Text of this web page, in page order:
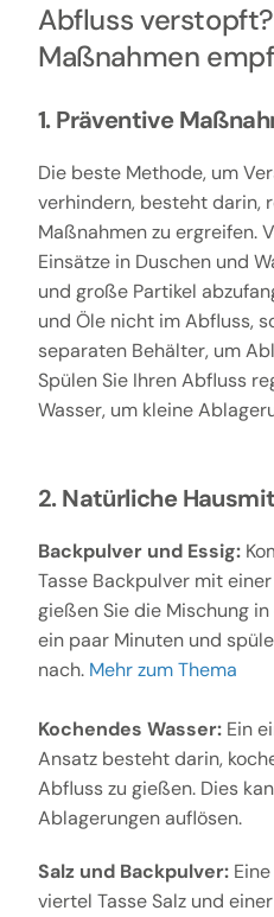
Abfluss
Maßnahmen
1. Präventive
Die beste Methode, um
verhindern, besteht darin,
Maßnahmen zu ergreifen.
Einsätze in Duschen und
und große Partikel
und Öle nicht im Abfluss,
separaten Behälter, um
Spülen Sie Ihren Abfluss
Wasser, um kleine
2. Natürliche
Backpulver und Essig:
Tasse Backpulver mit
gießen Sie die Mischung
ein paar Minuten und
nach. Mehr zum Thema
Kochendes Wasser:Ein
Ansatz besteht darin,
Abfluss zu gießen. Dies
Ablagerungen auflösen.
Salz und Backpulver:Eine
viertel Tasse Salz und